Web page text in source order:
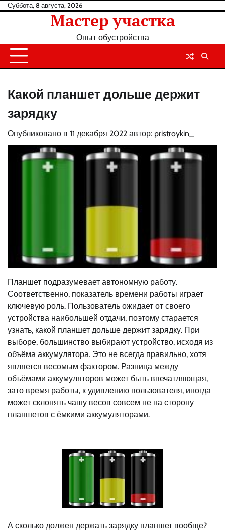
Перейти
Суббота, 8 августа, 2026
Мастер участка
Опыт обустройства
Какой планшет дольше держит
зарядку
Опубликовано в 11 декабря 2022 автор: pristroykin_
Планшет подразумевает автономную работу.
Соответственно, показатель времени работы играет
ключевую роль. Пользователь ожидает от своего
устройства наибольшей отдачи, поэтому старается
узнать, какой планшет дольше держит зарядку. При
выборе, большинство выбирают устройство, исходя из
объёма аккумулятора. Это не всегда правильно, хотя
является весомым фактором. Разница между
объёмами аккумуляторов может быть впечатляющая,
зато время работы, к удивлению пользователя, иногда
может склонять чашу весов совсем не на сторону
планшетов с ёмкими аккумуляторами.
А сколько должен держать зарядку планшет вообще?